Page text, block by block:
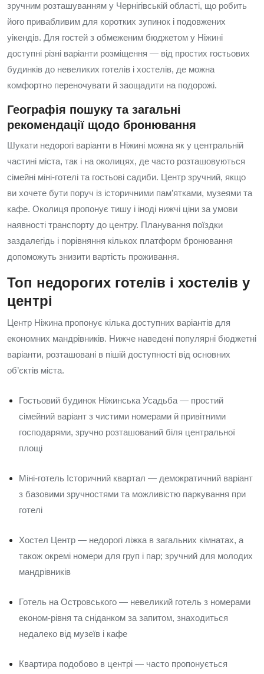
зручним розташуванням у Чернігівській області, що робить
його привабливим для коротких зупинок і подовжених
уікендів. Для гостей з обмеженим бюджетом у Ніжині
доступні різні варіанти розміщення — від простих гостьових
будинків до невеликих готелів і хостелів, де можна
комфортно переночувати й заощадити на подорожі.
Географія пошуку та загальні
рекомендації щодо бронювання
Шукати недорогі варіанти в Ніжині можна як у центральній
частині міста, так і на околицях, де часто розташовуються
сімейні міні‑готелі та гостьові садиби. Центр зручний, якщо
ви хочете бути поруч із історичними пам’ятками, музеями та
кафе. Околиця пропонує тишу і іноді нижчі ціни за умови
наявності транспорту до центру. Планування поїздки
заздалегідь і порівняння кількох платформ бронювання
допоможуть знизити вартість проживання.
Топ недорогих готелів і хостелів у
центрі
Центр Ніжина пропонує кілька доступних варіантів для
економних мандрівників. Нижче наведені популярні бюджетні
варіанти, розташовані в пішій доступності від основних
об’єктів міста.
Гостьовий будинок Ніжинська Усадьба — простий
сімейний варіант з чистими номерами й привітними
господарями, зручно розташований біля центральної
площі
Міні‑готель Історичний квартал — демократичний варіант
з базовими зручностями та можливістю паркування при
готелі
Хостел Центр — недорогі ліжка в загальних кімнатах, а
також окремі номери для груп і пар; зручний для молодих
мандрівників
Готель на Островського — невеликий готель з номерами
економ‑рівня та сніданком за запитом, знаходиться
недалеко від музеїв і кафе
Квартира подобово в центрі — часто пропонується